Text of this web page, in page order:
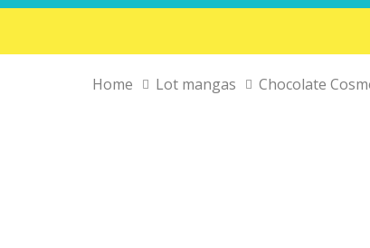
Home Lot mangas Chocolate